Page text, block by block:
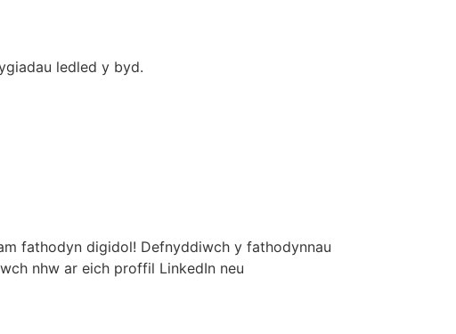
ledled y byd.
fathodyn digidol! Defnyddiwch y fathodynnau
nhw ar eich proffil LinkedIn neu